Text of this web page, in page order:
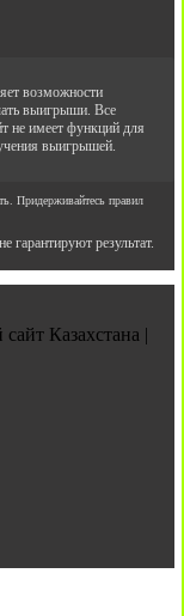
возможности
выигрыши. Все
не имеет функций для
выигрышей.
Придерживайтесь правил
результат.
Казахстана |